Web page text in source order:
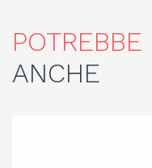
POTREBBE
ANCHE